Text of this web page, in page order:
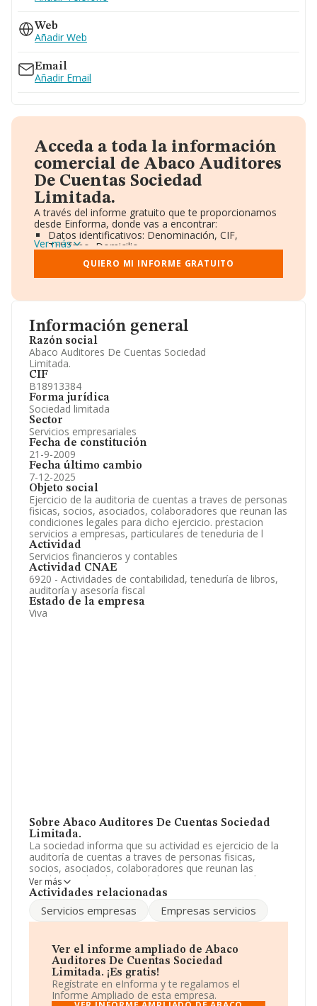
Información general
Razón social
Abaco Auditores De Cuentas Sociedad
Limitada.
CIF
B18913384
Forma jurídica
Sociedad limitada
Sector
Servicios empresariales
Fecha de constitución
21-9-2009
Fecha último cambio
7-12-2025
Objeto social
Ejercicio de la auditoria de cuentas a traves de personas
fisicas, socios, asociados, colaboradores que reunan las
condiciones legales para dicho ejercicio. prestacion
servicios a empresas, particulares de teneduria de l
Actividad
Servicios financieros y contables
Actividad CNAE
6920 - Actividades de contabilidad, teneduría de libros,
auditoría y asesoría fiscal
Estado de la empresa
Viva
Sobre Abaco Auditores De Cuentas Sociedad
Limitada.
La sociedad informa que su actividad es ejercicio de la
auditoría de cuentas a traves de personas fisicas,
socios, asociados, colaboradores que reunan las
condiciones legales para dicho ejercicio. prestación
servicios a empresas, particulares de teneduría de l. La
actividad CNAE es 'Actividades de contabilidad,
teneduría de libros, auditoría y asesoría fiscal' con
mercados exteriores.
La empresaAbaco Auditores de Cuentas Sociedad
Limitada, B18913384, se encuentra en Plaza Albert
Einstein núm. 7 7 M, (18002), en el municipio de
Ver más
Actividades relacionadas
Servicios empresas Empresas servicios
Ver el informe ampliado de Abaco
Auditores De Cuentas Sociedad
Limitada. ¡Es gratis!
Regístrate en eInforma y te regalamos el
Informe Ampliado de esta empresa.
Web
Añadir Web
Email
Añadir Email
Acceda a toda la información
comercial de Abaco Auditores
De Cuentas Sociedad
Limitada.
A través del informe gratuito que te proporcionamos
desde Einforma, donde vas a encontrar:
Datos identificativos: Denominación, CIF,
Teléfono, Domicilio.
Informe Mercantil Completo (BORME).
Gráficos de Evolución Ventas y Empleados.
Consejo de Administración y Administradores.
Accionistas.
Artículos de prensa publicados sobre la empresa.
Información oficial y registral complementaria.
Ver más
QUIERO MI INFORME GRATUITO